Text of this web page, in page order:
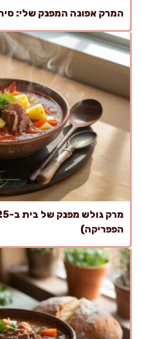
המרק אפונה המפנק שלי:
הפפריקה)